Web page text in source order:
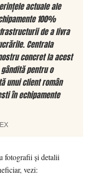
actuale ale
100%
de a livra
Centrala
concret la acest
pentru o
unui client român
în echipamente
fotografii și detalii
vezi: